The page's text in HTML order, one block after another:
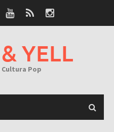
YELL
Cultura Pop